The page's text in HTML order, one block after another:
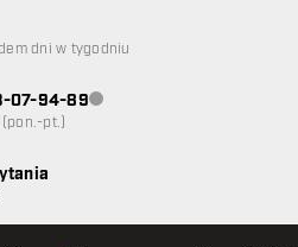
klienta niedostępna
dni w tygodniu
07-94-89Obsługa klienta niedostępna
pt.)